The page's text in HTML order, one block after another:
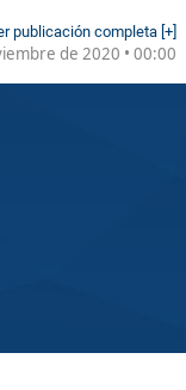
publicación completa [+]
de 2020 • 00:00